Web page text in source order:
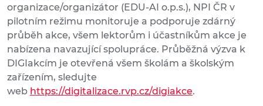
organizace/organizátor (EDU-AI o.p.s.), NPI ČR v
pilotním režimu monitoruje a podporuje zdárný
průběh akce, všem lektorům i účastníkům akce je
nabízena navazující spolupráce. Průběžná výzva k
DIGIakcím je otevřená všem školám a školským
zařízením, sledujte
web https://digitalizace.rvp.cz/digiakce.